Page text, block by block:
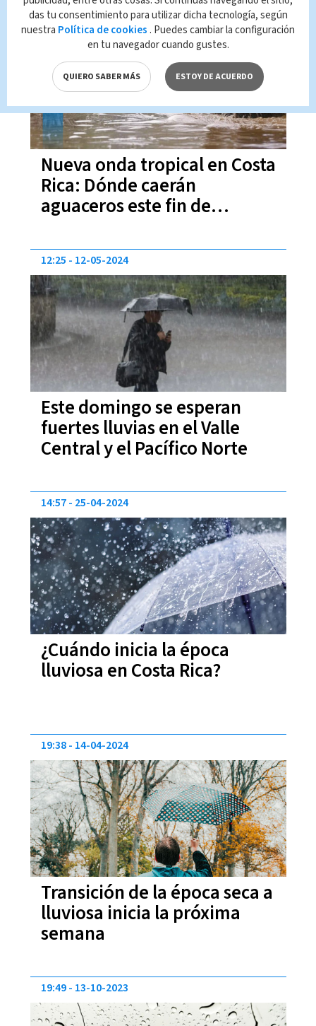
Nueva onda tropical en Costa
Rica: Dónde caerán
aguaceros este fin de
12:07 28-09-2024
Este domingo se esperan
fuertes lluvias en el Valle
Central y el Pacífico Norte
12:25 12-05-2024
¿Cuándo inicia la época
lluviosa en Costa Rica?
14:57 25-04-2024
Transición de la época seca a
lluviosa inicia la próxima
semana
19:38 14-04-2024
19:49 13-10-2023
das tu consentimiento para utilizar dicha tecnología, según
nuestra Política de cookies . Puedes cambiar la configuración
en tu navegador cuando gustes.
QUIERO SABER MÁS ESTOY DE ACUERDO